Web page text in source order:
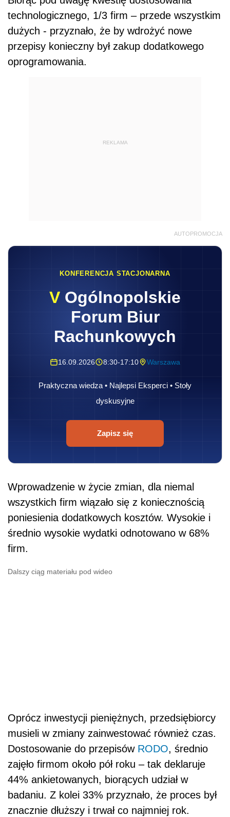
technologicznego, 1/3 firm – przede wszystkim
dużych - przyznało, że by wdrożyć nowe
przepisy konieczny był zakup dodatkowego
oprogramowania.
REKLAMA
AUTOPROMOCJA
KONFERENCJA STACJONARNA
V Ogólnopolskie
Forum Biur
Rachunkowych
16.09.2026 8:30-17:10 Warszawa
Praktyczna wiedza • Najlepsi Eksperci • Stoły
dyskusyjne
Zapisz się
Wprowadzenie w życie zmian, dla niemal
wszystkich firm wiązało się z koniecznością
poniesienia dodatkowych kosztów. Wysokie i
średnio wysokie wydatki odnotowano w 68%
firm.
Dalszy ciąg materiału pod wideo
Oprócz inwestycji pieniężnych, przedsiębiorcy
musieli w zmiany zainwestować również czas.
Dostosowanie do przepisów RODO, średnio
zajęło firmom około pół roku – tak deklaruje
44% ankietowanych, biorących udział w
badaniu. Z kolei 33% przyznało, że proces był
znacznie dłuższy i trwał co najmniej rok.